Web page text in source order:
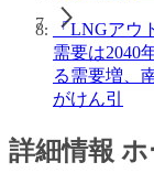
「LNGアウ
需要は2040
る需要増、
がけん引
詳細情報 ホ